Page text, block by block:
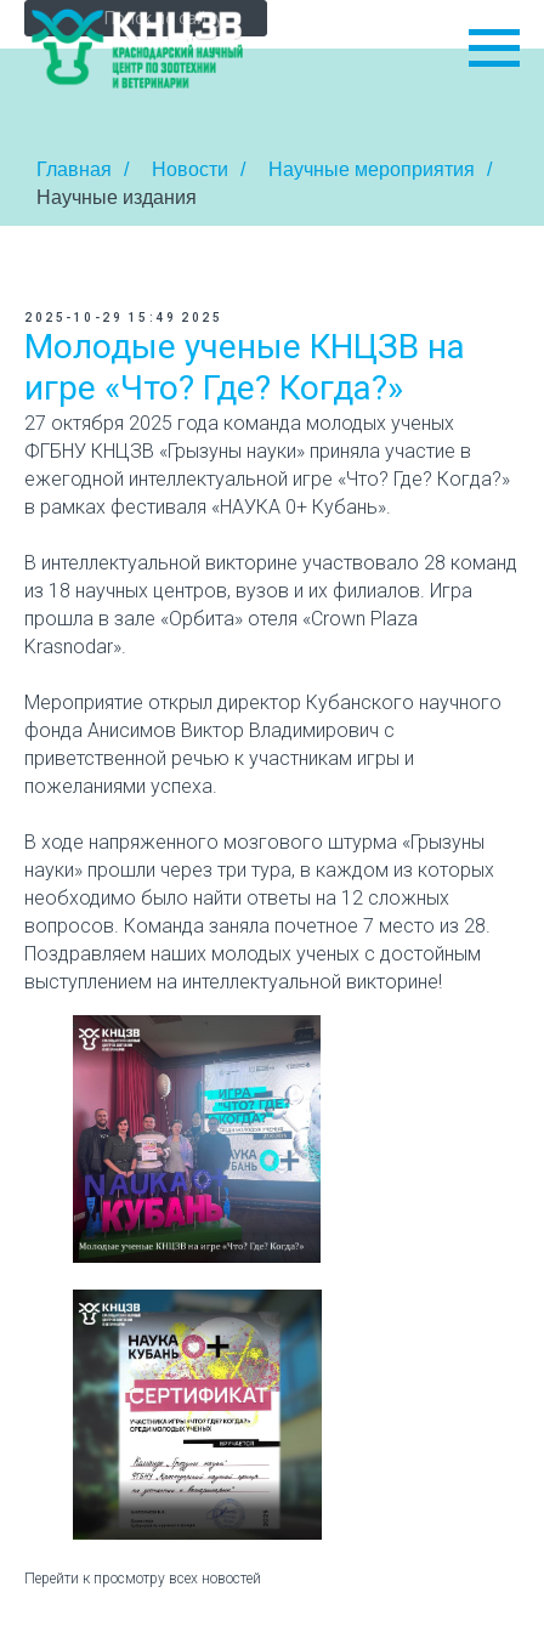
Главная / Новости / Научные мероприятия
/
Научные издания
2025-10-29 15:49 2025
Молодые ученые КНЦЗВ на
игре «Что? Где? Когда?»
27 октября 2025 года команда молодых ученых
ФГБНУ КНЦЗВ «Грызуны науки» приняла участие в
ежегодной интеллектуальной игре «Что? Где? Когда?»
в рамках фестиваля «НАУКА 0+ Кубань».
В интеллектуальной викторине участвовало 28 команд
из 18 научных центров, вузов и их филиалов. Игра
прошла в зале «Орбита» отеля «Crown Plaza
Krasnodar».
Мероприятие открыл директор Кубанского научного
фонда Анисимов Виктор Владимирович с
приветственной речью к участникам игры и
пожеланиями успеха.
В ходе напряженного мозгового штурма «Грызуны
науки» прошли через три тура, в каждом из которых
необходимо было найти ответы на 12 сложных
вопросов. Команда заняла почетное 7 место из 28.
Поздравляем наших молодых ученых с достойным
выступлением на интеллектуальной викторине!
Перейти к просмотру всех новостей